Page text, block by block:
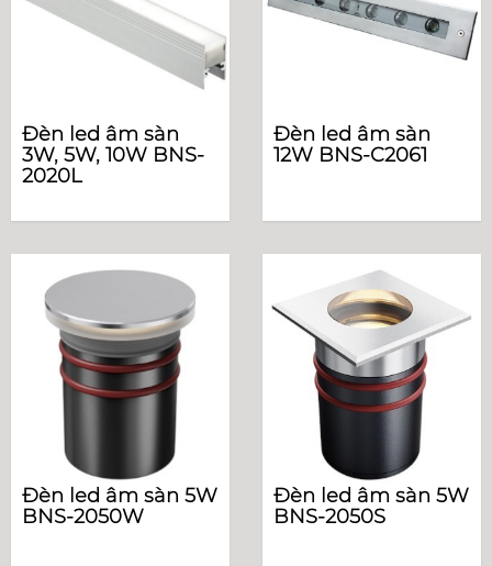
Đèn led âm sàn
3W, 5W, 10W BNS-
2020L
Đèn led âm sàn
12W BNS-C2061
Đèn led âm sàn 5W
BNS-2050W
Đèn led âm sàn 5W
BNS-2050S